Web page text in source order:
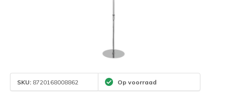
SKU: 8720168008862 Op voorraad